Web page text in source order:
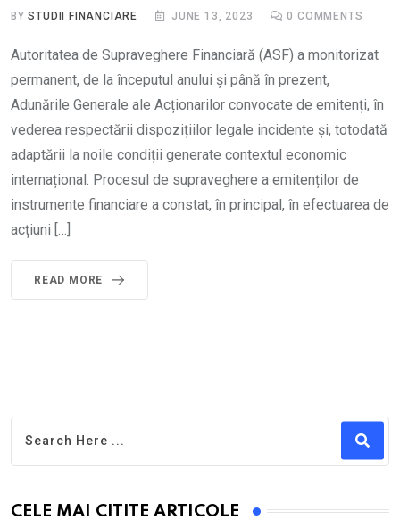
BYSTUDII FINANCIARE JUNE 13, 2023 0 COMMENTS
Autoritatea de Supraveghere Financiară (ASF) a monitorizat
permanent, de la începutul anului și până în prezent,
Adunările Generale ale Acționarilor convocate de emitenți, în
vederea respectării dispozițiilor legale incidente și, totodată
adaptării la noile condiții generate contextul economic
internațional. Procesul de supraveghere a emitenților de
instrumente financiare a constat, în principal, în efectuarea de
acțiuni […]
READ MORE
CELE MAI CITITE ARTICOLE